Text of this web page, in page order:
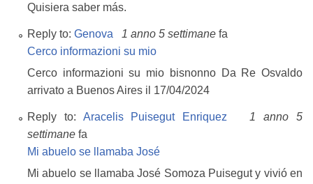
Quisiera saber más.
Reply to: Genova 1 anno 5 settimane fa
Cerco informazioni su mio
Cerco informazioni su mio bisnonno Da Re Osvaldo
arrivato a Buenos Aires il 17/04/2024
Reply to: Aracelis Puisegut Enriquez
1 anno 5
settimane fa
Mi abuelo se llamaba José
Mi abuelo se llamaba José Somoza Puisegut y vivió en